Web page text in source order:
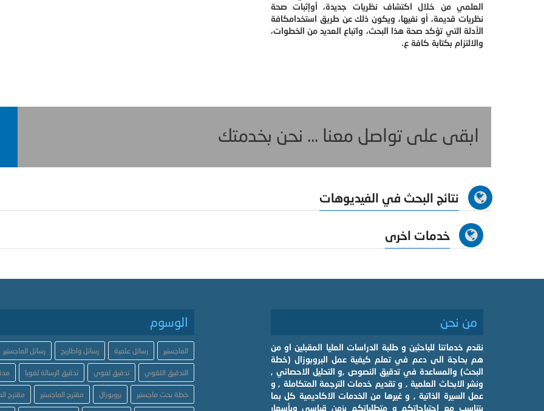
العلمي من خلال اكتشاف نظريات جديدة، أوإثبات صحة
نظريات قديمة، أو نفيها، ويكون ذلك عن طريق استخدامكافة
الأدلة التي تؤكد صحة هذا البحث، واتباع العديد من الخطوات،
والالتزام بكتابة كافة ع.
ابقى على تواصل معنا ... نحن بخدمتك
نتائج البحث في الفيديوهات
خدمات اخرى
من نحن
نقدم خدماتنا للباحثين و طلبة الدراسات العليا المقبلين او من
هم بحاجة الى دعم في تعلم كيفية عمل البروبوزال (خطة
البحث) والمساعدة في تدقيق النصوص ,و التحليل الاحصائي ,
ونشر الابحاث العلمية , و تقديم خدمات الترجمة المتكاملة , و
عمل السيرة الذاتية , و غيرها من الخدمات الاكاديمية كل بما
يتناسب مع احتياجاتكم و متطلباتكم بزمن قياسي وبأسعار
الوسوم
الماجستير رسائل علمية رسائل واطاريح رسائل الماجستير
التدقيق اللغوي تدقيق لغوي تدقيق الرسالة لغويا
خطة بحث ماجستير بروبوزال مقترح الماجستير مقترح